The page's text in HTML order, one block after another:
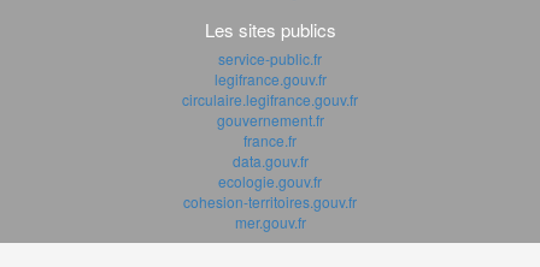
Les sites publics
service-public.fr
legifrance.gouv.fr
circulaire.legifrance.gouv.fr
gouvernement.fr
france.fr
data.gouv.fr
ecologie.gouv.fr
cohesion-territoires.gouv.fr
mer.gouv.fr